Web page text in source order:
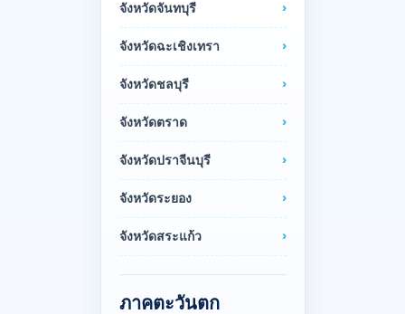
จังหวัดจันทบุรี
จังหวัดฉะเชิงเทรา
จังหวัดชลบุรี
จังหวัดตราด
จังหวัดปราจีนบุรี
จังหวัดระยอง
จังหวัดสระแก้ว
ภาคตะวันตก